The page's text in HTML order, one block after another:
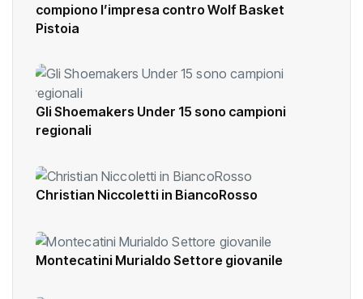
compiono l’impresa contro Wolf Basket
Pistoia
Gli Shoemakers Under 15 sono campioni
regionali
Christian Niccoletti in BiancoRosso
Montecatini Murialdo Settore giovanile